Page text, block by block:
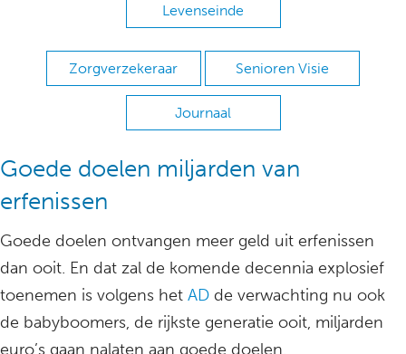
Levenseinde
Zorgverzekeraar Senioren Visie
Journaal
Goede doelen miljarden van
erfenissen
Goede doelen ontvangen meer geld uit erfenissen
dan ooit. En dat zal de komende decennia explosief
toenemen is volgens het AD de verwachting nu ook
de babyboomers, de rijkste generatie ooit, miljarden
euro’s gaan nalaten aan goede doelen.